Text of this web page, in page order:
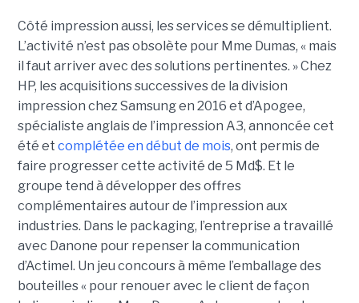
Côté impression aussi, les services se démultiplient.
L’activité n’est pas obsolète pour Mme Dumas, « mais
il faut arriver avec des solutions pertinentes. » Chez
HP, les acquisitions successives de la division
impression chez Samsung en 2016 et d’Apogee,
spécialiste anglais de l’impression A3, annoncée cet
été et complétée en début de mois, ont permis de
faire progresser cette activité de 5 Md$. Et le
groupe tend à développer des offres
complémentaires autour de l’impression aux
industries. Dans le packaging, l’entreprise a travaillé
avec Danone pour repenser la communication
d’Actimel. Un jeu concours à même l’emballage des
bouteilles « pour renouer avec le client de façon